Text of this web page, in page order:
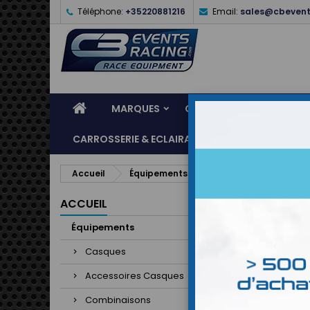
Téléphone: +35220881216 Email:
MARQUES CASQUES
CARROSSERIE & ECLAIRAGE
Accueil Équipements
ACCUEIL
Équipements
Casques
Accessoires Casques
Combinaisons